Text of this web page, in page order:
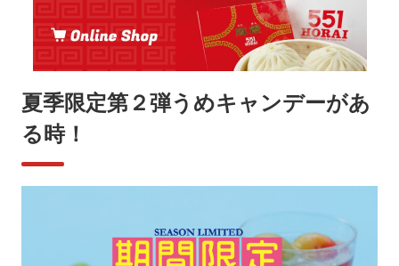
夏季限定第２弾うめキャンデーがあ
る時！